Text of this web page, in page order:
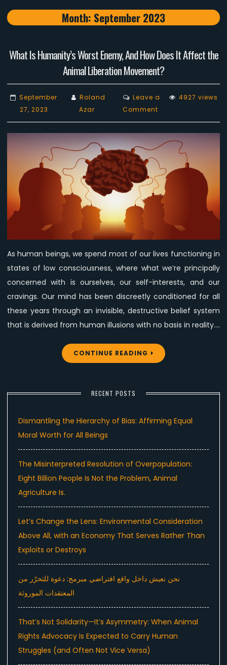
Month: September 2023
What Is Humanity’s Worst Enemy, And How Does It Affect the
Animal Liberation Movement?
September
27, 2023
Roland
Azar
Leave a
Commenton
What
Is
Humanity’s
Enemy,
And
How
Does
Affect
Animal
Liberation
Movement?
4927 views
As human beings, we spend most of our lives functioning in
states of low consciousness, where what we’re principally
concerned with is ourselves, our self-interests, and our
cravings. Our mind has been discreetly conditioned for all
these years through an invisible, destructive belief system
that is derived from human illusions with no basis in reality.…
CONTINUE READING
RECENT POSTS
Dismantling the Hierarchy of Bias: Affirming Equal
Moral Worth for All Beings
The Misinterpreted Resolution of Overpopulation:
Eight Billion People Is Not the Problem, Animal
Agriculture Is.
Let’s Change the Lens: Environmental Consideration
Above All, with an Economy That Serves Rather Than
Exploits or Destroys
نحن نعيش داخل واقع افتراضي مبرمج: دعوة للتحرّر من
المعتقدات الموروثة
That’s Not Solidarity—It’s Asymmetry: When Animal
Rights Advocacy Is Expected to Carry Human
Struggles (and Often Not Vice Versa)